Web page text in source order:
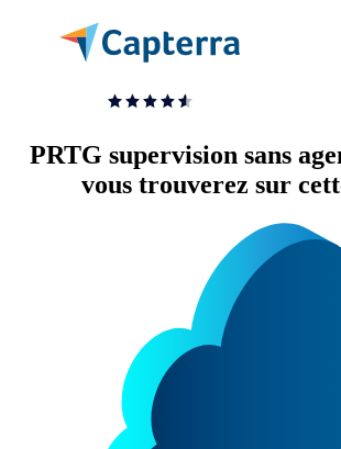
PRTG supervision sans
vous trouverez sur